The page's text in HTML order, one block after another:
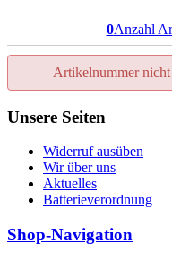
0Anzahl
Artikelnummer nicht
Unsere Seiten
Widerruf ausüben
Wir über uns
Aktuelles
Batterieverordnung
Shop-Navigation